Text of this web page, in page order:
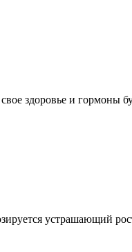
здоровье и гормоны
устрашающий